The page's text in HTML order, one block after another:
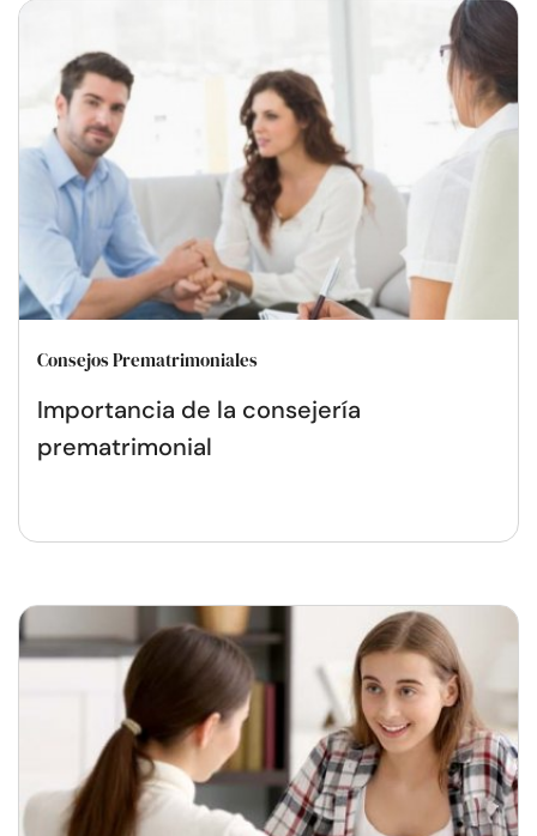
Consejos Prematrimoniales
Importancia de la consejería
prematrimonial